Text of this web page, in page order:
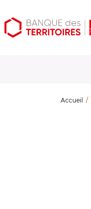
Aller
au
Aller
au
Ouvrir
les
Accueil